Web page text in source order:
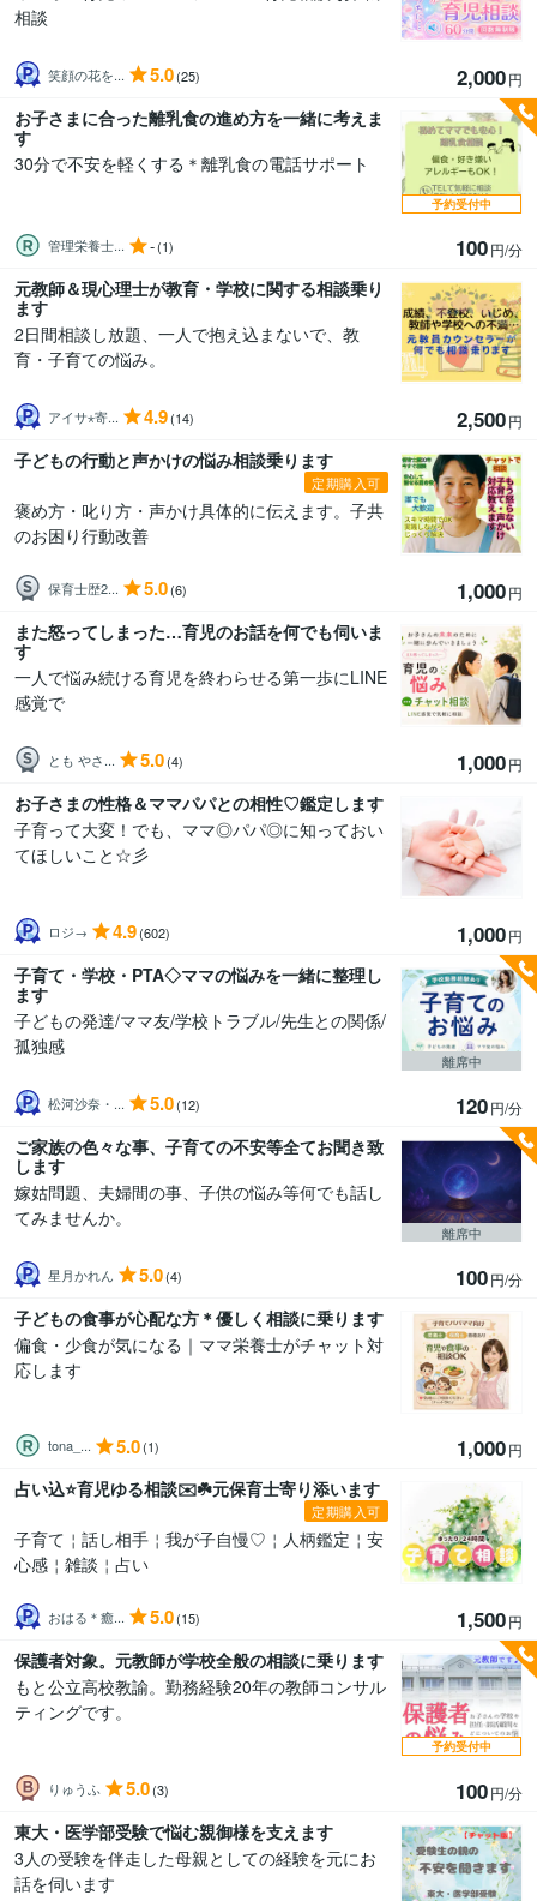
相談
笑顔の花を... 5.0(25) 2,000円
お子さまに合った離乳食の進め方を一緒に考えま
す
30分で不安を軽くする＊離乳食の電話サポート
管理栄養士... -(1) 100円/分
予約受付中
元教師＆現心理士が教育・学校に関する相談乗り
ます
2日間相談し放題、一人で抱え込まないで、教
育・子育ての悩み。
アイサ⋆寄... 4.9(14) 2,500円
子どもの行動と声かけの悩み相談乗ります
定期購入可
褒め方・叱り方・声かけ具体的に伝えます。子共
のお困り行動改善
保育士歴2... 5.0(6) 1,000円
また怒ってしまった…育児のお話を何でも伺いま
す
一人で悩み続ける育児を終わらせる第一歩にLINE
感覚で
とも やさ... 5.0(4) 1,000円
お子さまの性格＆ママパパとの相性♡鑑定します
子育って大変！でも、ママ◎パパ◎に知っておい
てほしいこと☆彡
ロジ→ 4.9(602) 1,000円
子育て・学校・PTA◇ママの悩みを一緒に整理し
ます
子どもの発達/ママ友/学校トラブル/先生との関係/
孤独感
松河沙奈・... 5.0(12) 120円/分
離席中
ご家族の色々な事、子育ての不安等全てお聞き致
します
嫁姑問題、夫婦間の事、子供の悩み等何でも話し
てみませんか。
星月かれん 5.0(4) 100円/分
離席中
子どもの食事が心配な方＊優しく相談に乗ります
偏食・少食が気になる｜ママ栄養士がチャット対
応します
tona_... 5.0(1) 1,000円
占い込⭐️育児ゆる相談✉️☘️元保育士寄り添います
定期購入可
子育て￤話し相手￤我が子自慢♡￤人柄鑑定￤安
心感￤雑談￤占い
おはる＊癒... 5.0(15) 1,500円
保護者対象。元教師が学校全般の相談に乗ります
もと公立高校教諭。勤務経験20年の教師コンサル
ティングです。
りゅうふ 5.0(3) 100円/分
予約受付中
東大・医学部受験で悩む親御様を支えます
3人の受験を伴走した母親としての経験を元にお
話を伺います